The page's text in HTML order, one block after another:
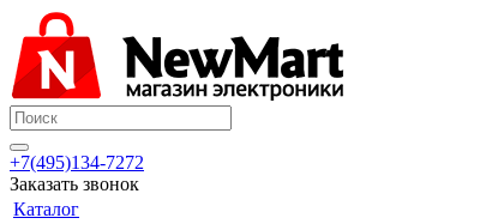
+7(495)134-7272
Заказать звонок
Каталог